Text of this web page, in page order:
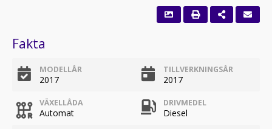
Fakta
MODELLÅR
2017
TILLVERKNINGSÅR
2017
VÄXELLÅDA
Automat
DRIVMEDEL
Diesel